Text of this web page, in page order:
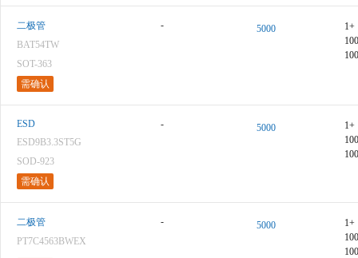
二极管
BAT54TW
SOT-363
需确认
- 5000
1+
ESD
ESD9B3.3ST5G
SOD-923
需确认
- 5000
1+
二极管
PT7C4563BWEX
- 5000
1+